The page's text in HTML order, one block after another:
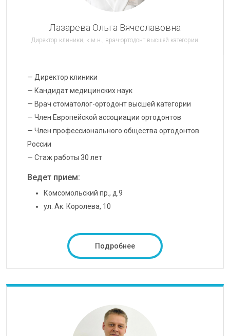
КОНТАКТЫ
ВЕРСИЯ ДЛЯ СЛАБОВИДЯЩИХ
Лазарева Ольга Вячеславовна
Директор клиники, к.м.н., врач-ортодонт высшей категории
— Директор клиники
— Кандидат медицинских наук
— Врач стоматолог-ортодонт высшей категории
— Член Европейской ассоциации ортодонтов
— Член профессионального общества ортодонтов
России
— Стаж работы 30 лет
Ведет прием:
Комсомольский пр., д.9
ул. Ак. Королева, 10
Подробнее